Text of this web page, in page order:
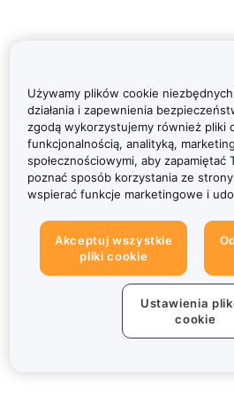
Używamy plików cookie
działania i zapewnienia
zgodą wykorzystujemy również pliki
funkcjonalnością, analityką,
społecznościowymi, aby zapamiętać
poznać sposób korzystania ze
wspierać funkcje marketingowe i
Akceptuj wszystkie
pliki cookie
Ustawienia
cookie